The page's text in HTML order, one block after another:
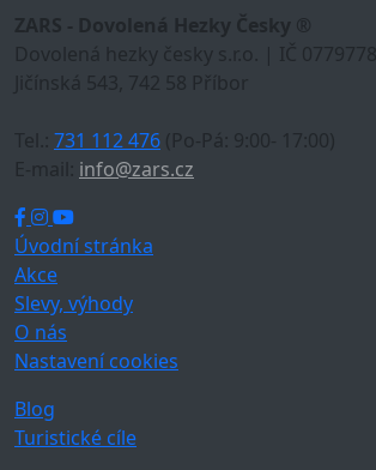
ZARS - Dovolená Hezky Česky ®
Dovolená hezky česky s.r.o. | IČ 07797788
Jičínská 543, 742 58 Příbor
Tel.: 731 112 476 (Po-Pá: 9:00- 17:00)
E-mail: info@zars.cz
Úvodní stránka
Akce
Slevy, výhody
O nás
Nastavení cookies
Blog
Turistické cíle